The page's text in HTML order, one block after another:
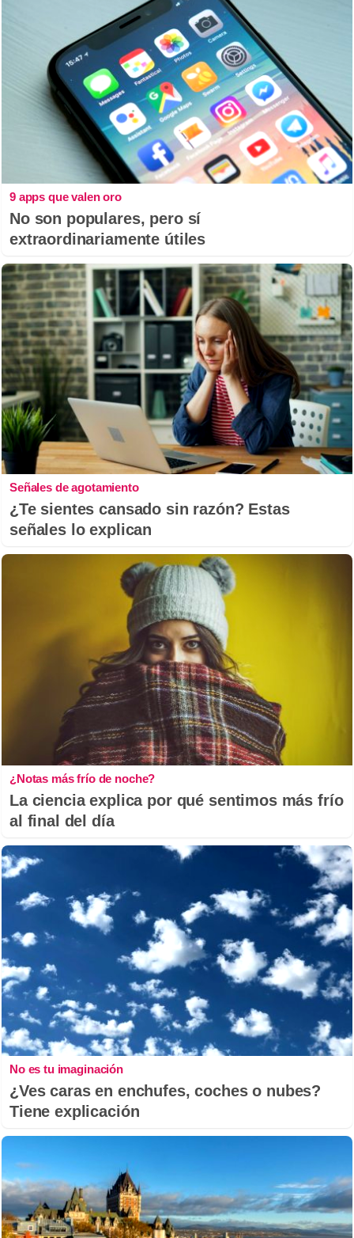
9 apps que valen oro
No son populares, pero sí
extraordinariamente útiles
Señales de agotamiento
¿Te sientes cansado sin razón? Estas
señales lo explican
¿Notas más frío de noche?
La ciencia explica por qué sentimos más frío
al final del día
No es tu imaginación
¿Ves caras en enchufes, coches o nubes?
Tiene explicación